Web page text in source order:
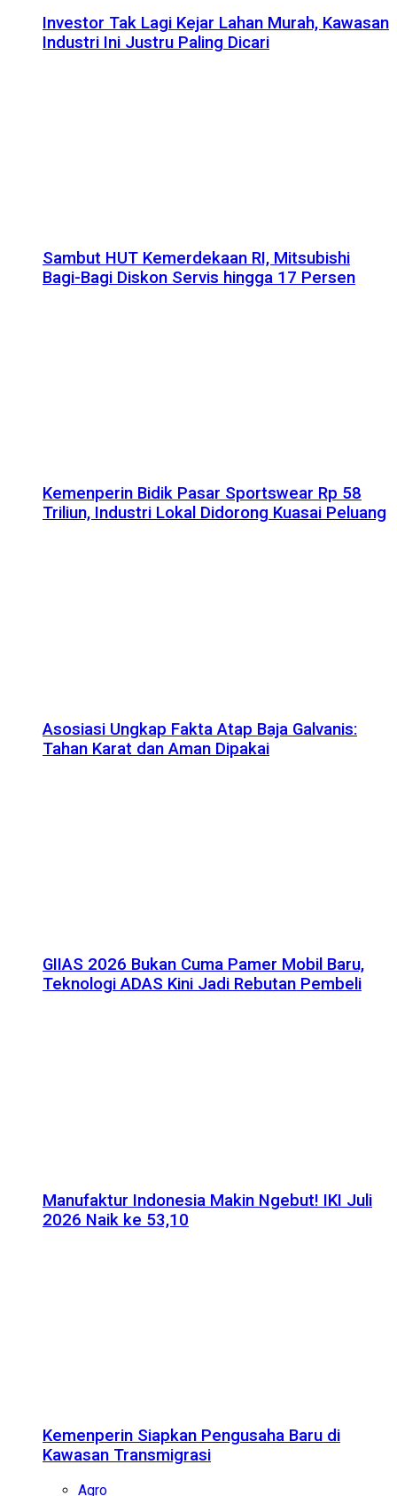
Investor Tak Lagi Kejar Lahan Murah, Kawasan
Industri Ini Justru Paling Dicari
Sambut HUT Kemerdekaan RI, Mitsubishi
Bagi-Bagi Diskon Servis hingga 17 Persen
Kemenperin Bidik Pasar Sportswear Rp 58
Triliun, Industri Lokal Didorong Kuasai Peluang
Asosiasi Ungkap Fakta Atap Baja Galvanis:
Tahan Karat dan Aman Dipakai
GIIAS 2026 Bukan Cuma Pamer Mobil Baru,
Teknologi ADAS Kini Jadi Rebutan Pembeli
Manufaktur Indonesia Makin Ngebut! IKI Juli
2026 Naik ke 53,10
Kemenperin Siapkan Pengusaha Baru di
Kawasan Transmigrasi
Agro